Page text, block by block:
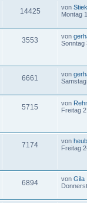
14425 von
Montag
3553 von
Sonntag
6661 von
5715 von
Freitag
7174 von
Freitag
6894 von Gila